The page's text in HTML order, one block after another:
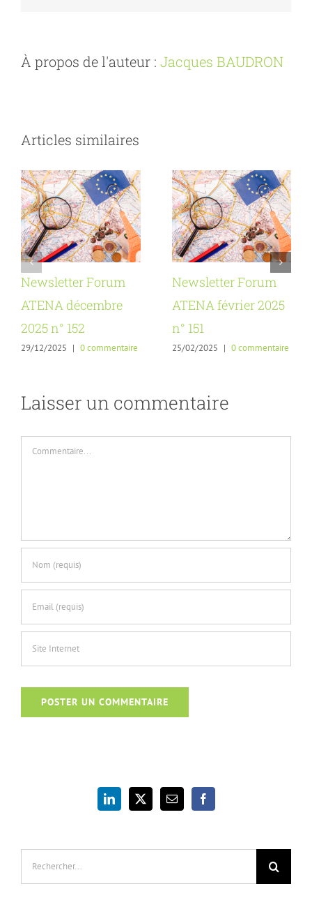
À propos de l'auteur : Jacques BAUDRON
Articles similaires
Newsletter Forum
ATENA décembre
2025 n° 152
29/12/2025 | 0 commentaire
Newsletter Forum
ATENA février 2025
n° 151
25/02/2025 | 0 commentaire
Laisser un commentaire